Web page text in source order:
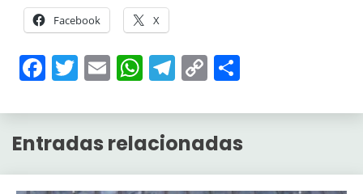
Facebook X
Facebook
Twitter
EmailWhatsApp
Telegram
Copy
Entradas relacionadas